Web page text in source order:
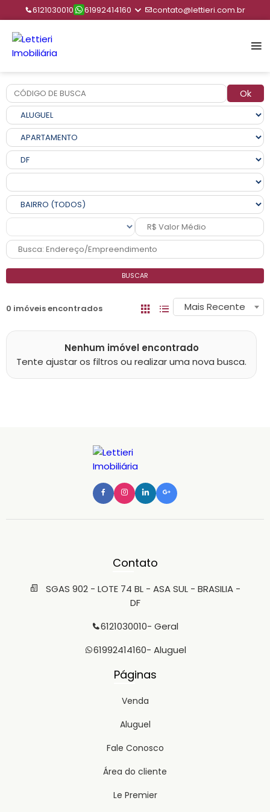
6121030010 61992414160 contato@lettieri.com.br
Ok
BUSCAR
0 imóveis encontrados Mais Recente
Nenhum imóvel encontrado
Tente ajustar os filtros ou realizar uma nova busca.
Contato
SGAS 902 - LOTE 74 BL - ASA SUL - BRASILIA -
DF
6121030010- Geral
61992414160- Aluguel
Páginas
Venda
Aluguel
Fale Conosco
Área do cliente
Le Premier